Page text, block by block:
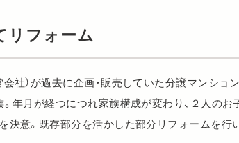
リフォーム
社）が過去に企画・販売していた分譲マンショ
年月が経つにつれ家族構成が変わり、２人の
決意。既存部分を活かした部分リフォームを行